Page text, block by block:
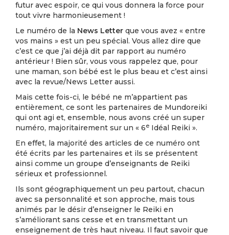
futur avec espoir, ce qui vous donnera la force pour
tout vivre harmonieusement !
Le numéro de la News Letter que vous avez « entre
vos mains » est un peu spécial. Vous allez dire que
c’est ce que j’ai déjà dit par rapport au numéro
antérieur ! Bien sûr, vous vous rappelez que, pour
une maman, son bébé est le plus beau et c’est ainsi
avec la revue/News Letter aussi.
Mais cette fois-ci, le bébé ne m’appartient pas
entièrement, ce sont les partenaires de Mundoreiki
qui ont agi et, ensemble, nous avons créé un super
numéro, majoritairement sur un « 6e Idéal Reiki ».
En effet, la majorité des articles de ce numéro ont
été écrits par les partenaires et ils se présentent
ainsi comme un groupe d’enseignants de Reiki
sérieux et professionnel.
Ils sont géographiquement un peu partout, chacun
avec sa personnalité et son approche, mais tous
animés par le désir d’enseigner le Reiki en
s’améliorant sans cesse et en transmettant un
enseignement de très haut niveau. Il faut savoir que